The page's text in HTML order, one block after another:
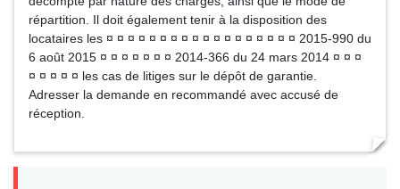
répartition. Il doit également tenir à la disposition des
locataires les ¤ ¤ ¤ ¤ ¤ ¤ ¤ ¤ ¤ ¤ ¤ ¤ ¤ ¤ ¤ ¤ ¤ ¤ 2015-990 du
6 août 2015 ¤ ¤ ¤ ¤ ¤ ¤ ¤ 2014-366 du 24 mars 2014 ¤ ¤ ¤
¤ ¤ ¤ ¤ ¤ les cas de litiges sur le dépôt de garantie.
Adresser la demande en recommandé avec accusé de
réception.